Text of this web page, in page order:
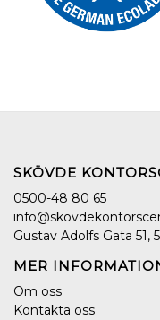
SKÖVDE
0500-48 80 65
Gustav Adolfs Gata 51,
MER
Om oss
Kontakta oss